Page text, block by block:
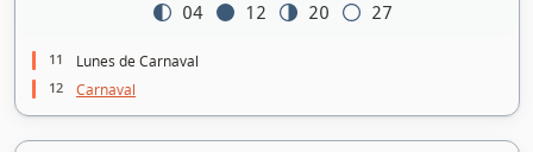
04 12 20 27
11 Lunes de Carnaval
12 Carnaval